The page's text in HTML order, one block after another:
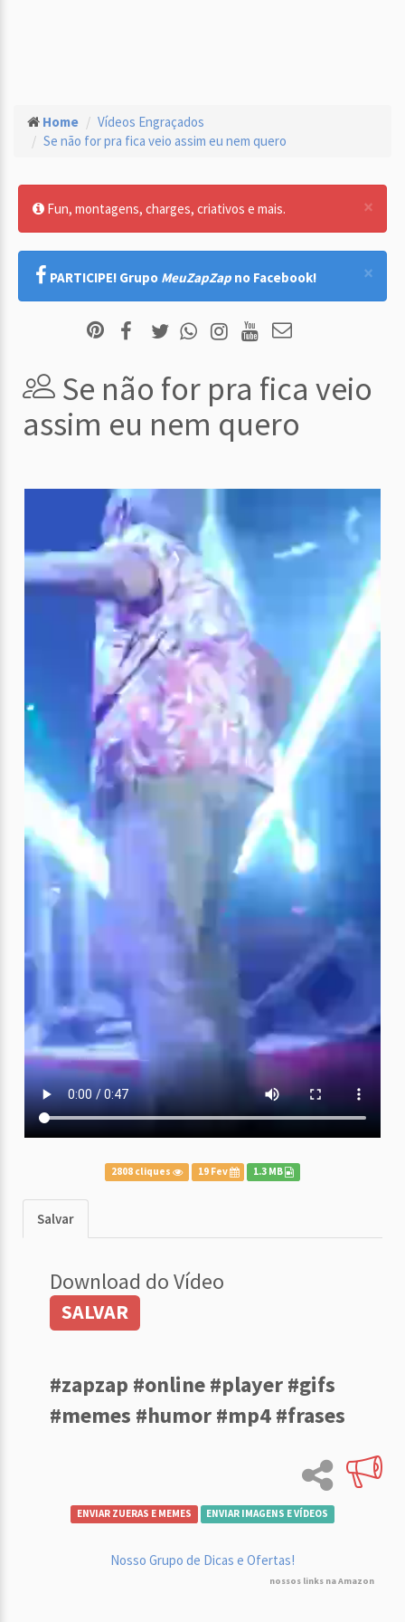
Home
Vídeos Engraçados
Se não for pra fica veio assim eu nem quero
×
Fun, montagens, charges, criativos e mais.
×
PARTICIPE! Grupo MeuZapZap no Facebook!
Se não for pra fica veio
assim eu nem quero
2808 cliques 19 Fev 1.3 MB
Salvar
Download do Vídeo
SALVAR
#zapzap #online #player #gifs
#memes #humor #mp4 #frases
ENVIAR ZUERAS E MEMES ENVIAR IMAGENS E VÍDEOS
Nosso Grupo de Dicas e Ofertas!
nossos links na Amazon